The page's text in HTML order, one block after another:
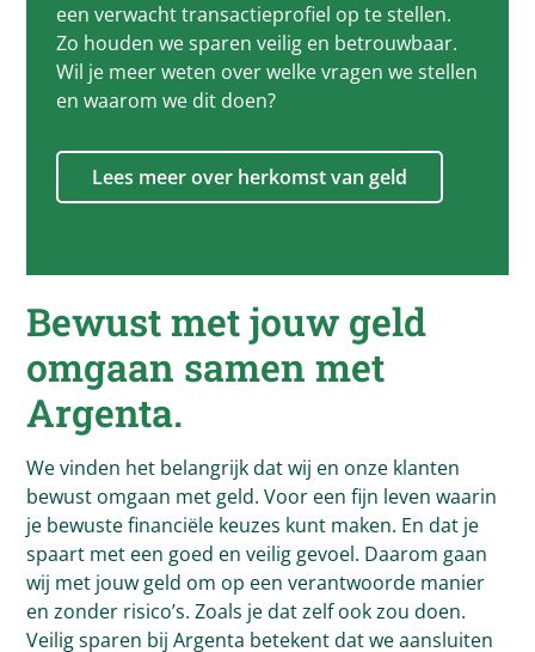
een verwacht transactieprofiel op te stellen.
Zo houden we sparen veilig en betrouwbaar.
Wil je meer weten over welke vragen we stellen
en waarom we dit doen?
Lees meer over herkomst van geld
Bewust met jouw geld
omgaan samen met
Argenta.
We vinden het belangrijk dat wij en onze klanten
bewust omgaan met geld. Voor een fijn leven waarin
je bewuste financiële keuzes kunt maken. En dat je
spaart met een goed en veilig gevoel. Daarom gaan
wij met jouw geld om op een verantwoorde manier
en zonder risico’s. Zoals je dat zelf ook zou doen.
Veilig sparen bij Argenta betekent dat we aansluiten